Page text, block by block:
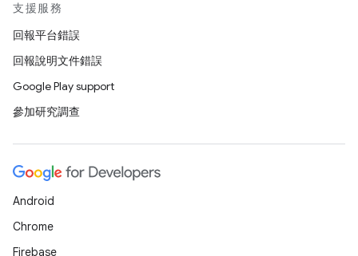
支援服務
回報平台錯誤
回報說明文件錯誤
Google Play support
參加研究調查
Android
Chrome
Firebase